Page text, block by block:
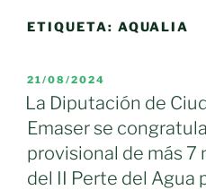
ETIQUETA: AQUALIA
PUBLICADO
EL
21/08/2024
La Diputación de
Emaser se
provisional de más 7
del II Perte del Agua